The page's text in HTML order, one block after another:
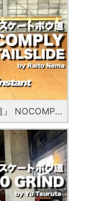
『ハウツースケートボウ道』 NOCOMPLY F S TAILSLIDE with Raito Nema